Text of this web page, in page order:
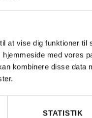
at vise dig funktioner til
med vores
kombinere disse data
STATISTIK